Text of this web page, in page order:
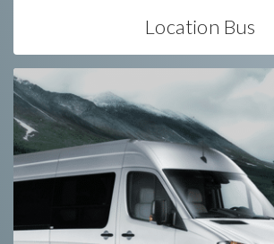
Location Bus